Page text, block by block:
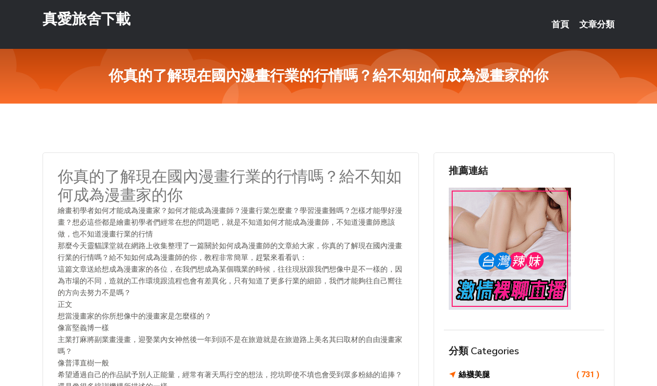
真愛旅舍下載 首頁 文章分類
你真的了解現在國內漫畫行業的行情嗎？給不知如何成為漫畫家的你
你真的了解現在國內漫畫行業的行情嗎？給不知如
何成為漫畫家的你
繪畫初學者如何才能成為漫畫家？如何才能成為漫畫師？漫畫行業怎麼畫？學習漫畫難嗎？怎樣才能學好漫
畫？想必這些都是繪畫初學者們經常在想的問題吧，就是不知道如何才能成為漫畫師，不知道漫畫師應該
做，也不知道漫畫行業的行情
那麼今天靈貓課堂就在網路上收集整理了一篇關於如何成為漫畫師的文章給大家，你真的了解現在國內漫畫
行業的行情嗎？給不知如何成為漫畫師的你，教程非常簡單，趕緊來看看叭：
這篇文章送給想成為漫畫家的各位，在我們想成為某個職業的時候，往往現狀跟我們想像中是不一樣的，因
為市場的不同，造就的工作環境跟流程也會有差異化，只有知道了更多行業的細節，我們才能夠往自己嚮往
的方向去努力不是嗎？
正文
想當漫畫家的你所想像中的漫畫家是怎麼樣的？
像富堅義博一樣
主業打麻將副業畫漫畫，迎娶業內女神然後一年到頭不是在旅遊就是在旅遊路上美名其曰取材的自由漫畫家
嗎？
像普澤直樹一般
希望通過自己的作品賦予別人正能量，經常有著天馬行空的想法，挖坑即使不填也會受到眾多粉絲的追捧？
推薦連結
分類 Categories
絲襪美腿 ( 731 )